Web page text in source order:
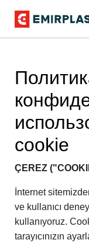
cookie
ÇEREZ
İnternet
ve kullanıcı
kullanıyoruz.
tarayıcınızın